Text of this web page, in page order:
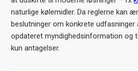
naturlige kølemidler. Da reglerne kan
beslutninger om konkrete udfasninger
opdateret myndighedsinformation og
kun antagelser.